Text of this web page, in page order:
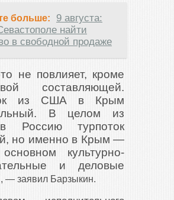
больше:
9 августа:
найти
в свободной продаже
не повлияет, кроме
составляющей.
из США в Крым
В целом из
турпоток
но именно в Крым —
культурно-
и деловые
, — заявил Барзыкин.